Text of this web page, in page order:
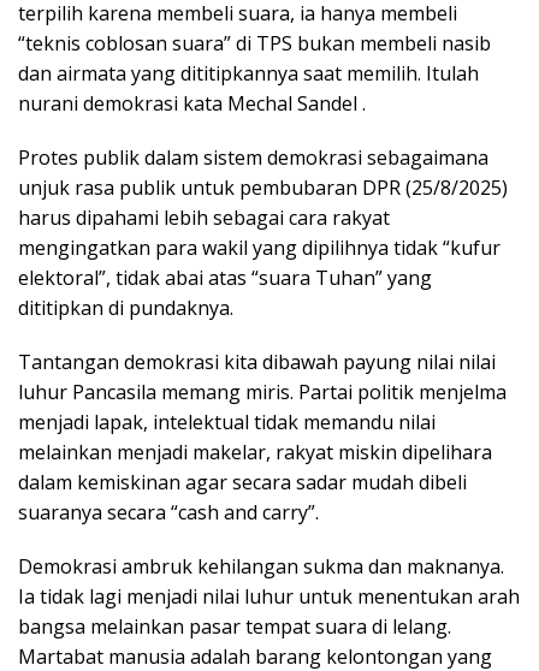
terpilih karena membeli suara, ia hanya membeli
“teknis coblosan suara” di TPS bukan membeli nasib
dan airmata yang dititipkannya saat memilih. Itulah
nurani demokrasi kata Mechal Sandel .
Protes publik dalam sistem demokrasi sebagaimana
unjuk rasa publik untuk pembubaran DPR (25/8/2025)
harus dipahami lebih sebagai cara rakyat
mengingatkan para wakil yang dipilihnya tidak “kufur
elektoral”, tidak abai atas “suara Tuhan” yang
dititipkan di pundaknya.
Tantangan demokrasi kita dibawah payung nilai nilai
luhur Pancasila memang miris. Partai politik menjelma
menjadi lapak, intelektual tidak memandu nilai
melainkan menjadi makelar, rakyat miskin dipelihara
dalam kemiskinan agar secara sadar mudah dibeli
suaranya secara “cash and carry”.
Demokrasi ambruk kehilangan sukma dan maknanya.
Ia tidak lagi menjadi nilai luhur untuk menentukan arah
bangsa melainkan pasar tempat suara di lelang.
Martabat manusia adalah barang kelontongan yang